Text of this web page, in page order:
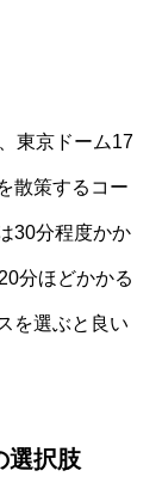
東京ドーム17
散策するコー
30分程度かか
分ほどかかる
を選ぶと良い
選択肢